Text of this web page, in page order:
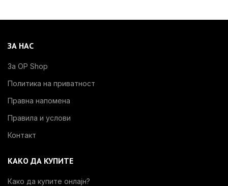
ЗА НАС
За OP Shop
Политика на приватност
Правна напомена
Правила и услови
Контакт
КАКО ДА КУПИТЕ
Како да купите онлајн?